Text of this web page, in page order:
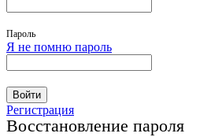
Пароль
Я не помню пароль
Войти
Регистрация
Восстановление пароля